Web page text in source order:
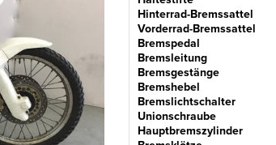
Hinterrad-Bremssattel
Vorderrad-Bremssattel
Bremspedal
Bremsleitung
Bremsgestänge
Bremshebel
Bremslichtschalter
Unionschraube
Hauptbremszylinder